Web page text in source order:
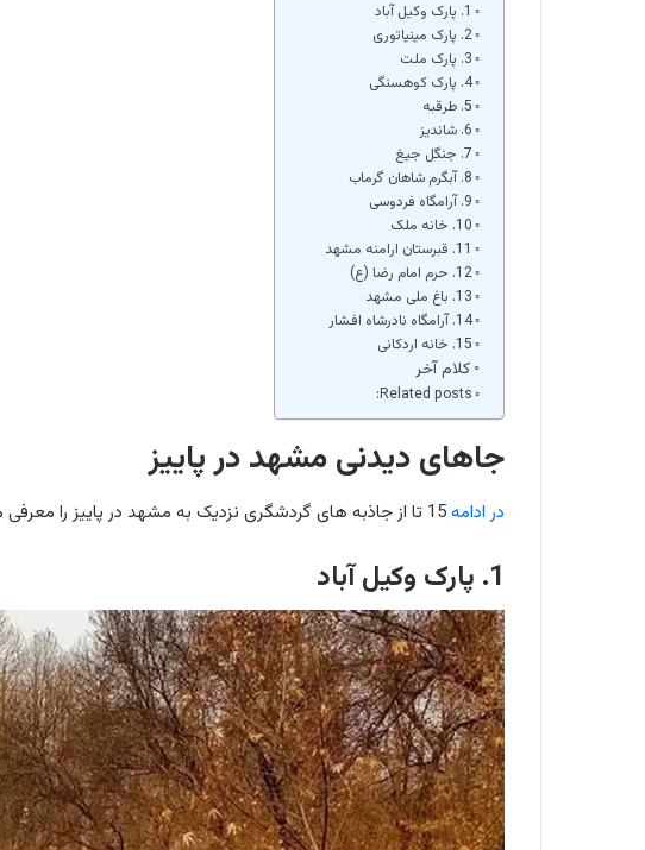
1. پارک وکیل آباد
2. پارک مینیاتوری
3. پارک ملت
4. پارک کوهسنگی
5. طرقبه
6. شاندیز
7. جنگل جیغ
8. آبگرم شاهان گرماب
9. آرامگاه فردوسی
10. خانه ملک
11. قبرستان ارامنه مشهد
12. حرم امام رضا (ع)
13. باغ ملی مشهد
14. آرامگاه نادرشاه افشار
15. خانه اردکانی
کلام آخر
Related posts:
جاهای دیدنی مشهد در پاییز
در ادامه
1. پارک وکیل آباد